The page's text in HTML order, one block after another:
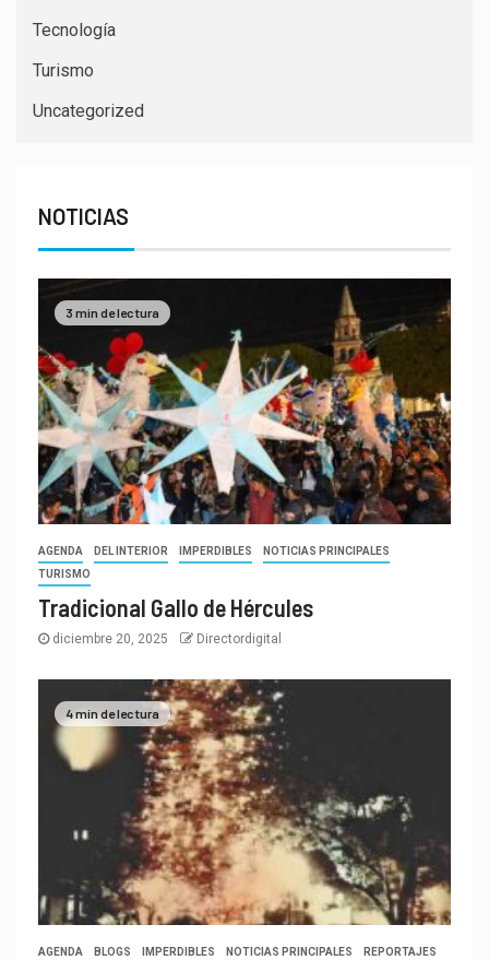
Tecnología
Turismo
Uncategorized
NOTICIAS
3 min de lectura
AGENDA DEL INTERIOR IMPERDIBLES
NOTICIAS PRINCIPALES
TURISMO
Tradicional Gallo de Hércules
diciembre 20, 2025 Directordigital
4 min de lectura
AGENDA BLOGS IMPERDIBLES NOTICIAS PRINCIPALES REPORTAJES